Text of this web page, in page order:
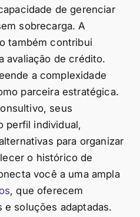
de gerenciar
sobrecarga. A
também contribui
avaliação de crédito.
a complexidade
parceira estratégica.
seus
perfil individual,
para organizar
o histórico de
você a uma ampla
, que oferecem
soluções adaptadas.